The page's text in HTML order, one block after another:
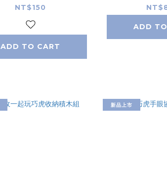
NT$150
ADD TO CART
ADD
新品上市